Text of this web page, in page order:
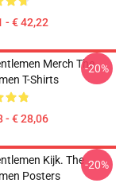
- € 42,22
Merch The
T-Shirts
- € 28,06
-20%
Kijk. The
Posters
-20%